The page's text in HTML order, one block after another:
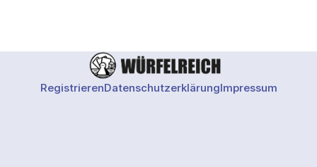
RegistrierenDatenschutzerklärungImpressum